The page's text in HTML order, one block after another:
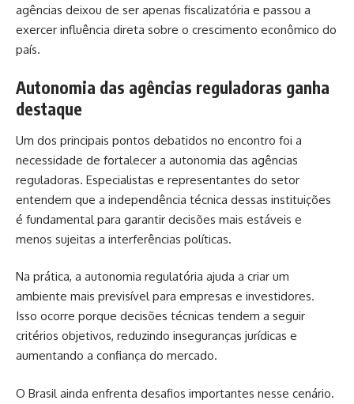
agências deixou de ser apenas fiscalizatória e passou a
exercer influência direta sobre o crescimento econômico do
país.
Autonomia das agências reguladoras ganha
destaque
Um dos principais pontos debatidos no encontro foi a
necessidade de fortalecer a autonomia das agências
reguladoras. Especialistas e representantes do setor
entendem que a independência técnica dessas instituições
é fundamental para garantir decisões mais estáveis e
menos sujeitas a interferências políticas.
Na prática, a autonomia regulatória ajuda a criar um
ambiente mais previsível para empresas e investidores.
Isso ocorre porque decisões técnicas tendem a seguir
critérios objetivos, reduzindo inseguranças jurídicas e
aumentando a confiança do mercado.
O Brasil ainda enfrenta desafios importantes nesse cenário.